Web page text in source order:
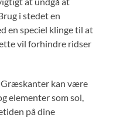
i stedet en
en speciel klinge til at
vil forhindre ridser
Græskanter kan være
elementer som sol,
på dine